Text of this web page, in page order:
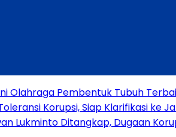
Olahraga Pembentuk Tubuh
Korupsi, Siap Klarifikasi ke
Lukminto Ditangkap, Dugaan